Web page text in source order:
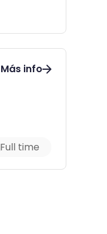
Más info
Full time